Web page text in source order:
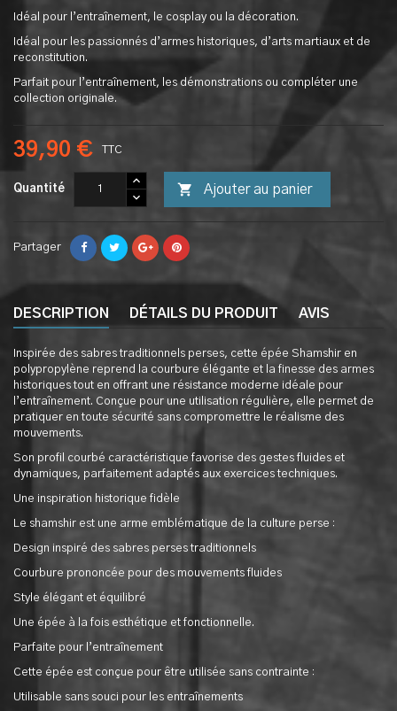
Idéal pour l’entraînement, le cosplay ou la décoration.
Idéal pour les passionnés d’armes historiques, d’arts martiaux et de
reconstitution.
Parfait pour l’entraînement, les démonstrations ou compléter une
collection originale.
39,90 € TTC
Quantité  Ajouter au panier
Partager
DESCRIPTION DÉTAILS DU PRODUIT AVIS
Inspirée des sabres traditionnels perses, cette épée Shamshir en
polypropylène reprend la courbure élégante et la finesse des armes
historiques tout en offrant une résistance moderne idéale pour
l’entraînement. Conçue pour une utilisation régulière, elle permet de
pratiquer en toute sécurité sans compromettre le réalisme des
mouvements.
Son profil courbé caractéristique favorise des gestes fluides et
dynamiques, parfaitement adaptés aux exercices techniques.
Une inspiration historique fidèle
Le shamshir est une arme emblématique de la culture perse :
Design inspiré des sabres perses traditionnels
Courbure prononcée pour des mouvements fluides
Style élégant et équilibré
Une épée à la fois esthétique et fonctionnelle.
Parfaite pour l’entraînement
Cette épée est conçue pour être utilisée sans contrainte :
Utilisable sans souci pour les entraînements